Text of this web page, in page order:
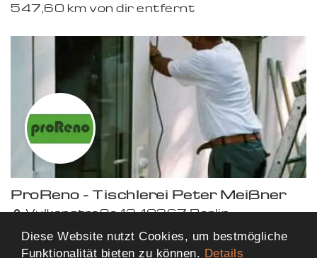
547,60 km von dir entfernt
ProReno - Tischlerei Peter Meißner
Vulkanstraße 13, 10367 Berlin
7,59 km von dir entfernt
Diese Website nutzt Cookies, um bestmögliche
Funktionalität bieten zu können. Details